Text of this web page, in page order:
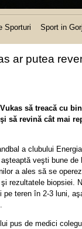
Sporturi Sport in Gorj
ar putea
să treacă cu
să revină cât mai
a clubului
veşti bune de
a ales să se
rezultatele biopsiei.
teren în 2-3 luni,
pus de medici